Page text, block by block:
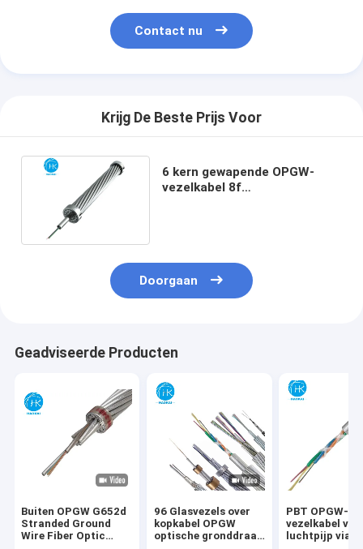
Contact nu
Krijg De Beste Prijs Voor
6 kern gewapende OPGW-
vezelkabel 8f
Doorgaan
Geadviseerde Producten
Buiten OPGW G652d
Stranded Ground
Wire Fiber Optic
96 Glasvezels over
kopkabel OPGW
optische gronddraad
PBT OPGW-
vezelkabel
luchtpijp via